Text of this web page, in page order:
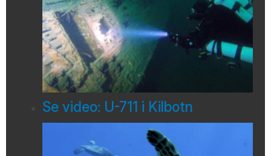
Se video: U-711 i Kilbotn